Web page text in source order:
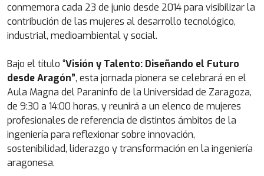
conmemora cada 23 de junio desde 2014 para visibilizar la
contribución de las mujeres al desarrollo tecnológico,
industrial, medioambiental y social.
Bajo el título “Visión y Talento: Diseñando el Futuro
desde Aragón”, esta jornada pionera se celebrará en el
Aula Magna del Paraninfo de la Universidad de Zaragoza,
de 9:30 a 14:00 horas, y reunirá a un elenco de mujeres
profesionales de referencia de distintos ámbitos de la
ingeniería para reflexionar sobre innovación,
sostenibilidad, liderazgo y transformación en la ingeniería
aragonesa.